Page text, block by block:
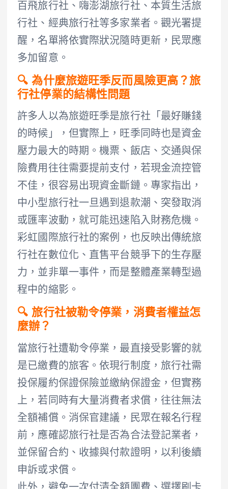
百飛旅行社、嗨澎湖旅行社、本質生活旅
行社、經典旅行社等多家業者。觀光署提
醒，名單將依實際狀況隨時更新，民眾應
多加留意。
🔍 為什麼旅遊旺季反而風險更高？旅
行社停業的結構性問題
許多人以為旅遊旺季是旅行社「最好賺錢
的時候」，但實際上，旺季同時也是資金
壓力最大的時期。機票、飯店、交通與保
險費用往往需要提前支付，若現金流控管
不佳，很容易出現資金斷鏈。專家指出，
中小型旅行社一旦遇到退款潮、突發取消
或匯率波動，就可能迅速陷入財務危機。
彩虹國際旅行社的案例，也反映出傳統旅
行社在數位化、直售平台競爭下的生存壓
力，並非單一事件，而是整體產業轉型過
程中的縮影。
🔍 旅行社被勒令停業，消費者權益怎
麼辦？
當旅行社遭勒令停業，最直接受影響的就
是已繳費的旅客。依現行制度，旅行社需
投保履約保證保險並繳納保證金，但實務
上，若同時有大量消費者求償，往往無法
全額補償。消保官建議，民眾在報名行程
前，應確認旅行社是否為合法登記業者，
並保留合約、收據與付款證明，以利後續
申訴或求償。